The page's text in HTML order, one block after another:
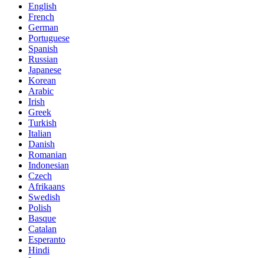
English
French
German
Portuguese
Spanish
Russian
Japanese
Korean
Arabic
Irish
Greek
Turkish
Italian
Danish
Romanian
Indonesian
Czech
Afrikaans
Swedish
Polish
Basque
Catalan
Esperanto
Hindi